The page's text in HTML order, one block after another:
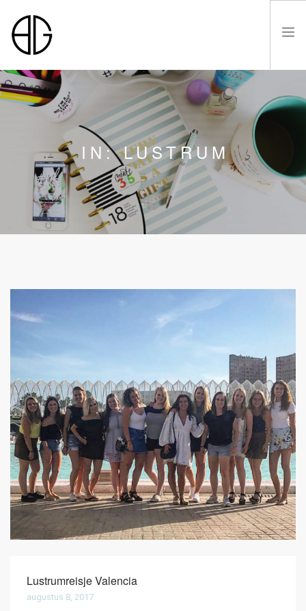
HOME
OVER
LUSTRUM VIII
CONTACT
IN: LUSTRUM
Lustrumreisje Valencia
augustus 8, 2017